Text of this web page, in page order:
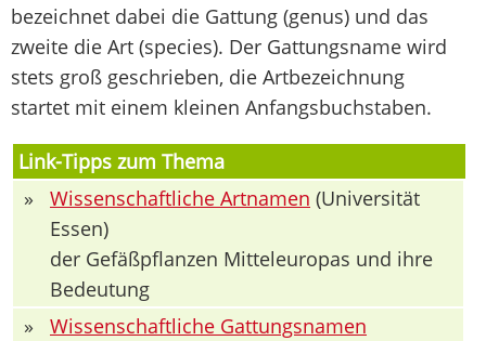
bezeichnet dabei die Gattung (genus) und das
zweite die Art (species). Der Gattungsname wird
stets groß geschrieben, die Artbezeichnung
startet mit einem kleinen Anfangsbuchstaben.
Link-Tipps zum Thema
»
Wissenschaftliche Artnamen (Universität
Essen)
der Gefäßpflanzen Mitteleuropas und ihre
Bedeutung
»
Wissenschaftliche Gattungsnamen